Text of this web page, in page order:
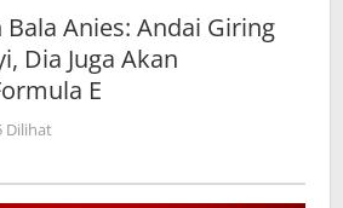
Bala
Anies:
Andai
Giring
Penyanyi,
Juga
Bala Anies: Andai Giring
Dia Juga Akan
E
Dilihat